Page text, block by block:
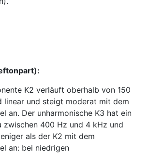
K2 verläuft oberhalb von 150
linear und steigt moderat mit dem
an. Der unharmonische K3 hat ein
zwischen 400 Hz und 4 kHz und
als der K2 mit dem
an: bei niedrigen